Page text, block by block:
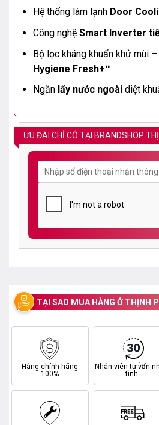
Hệ thống làm lạnh Door
Công nghệ Smart Inverter
Bộ lọc kháng khuẩn khử mùi –
Hygiene Fresh+™
Ngăn lấy nước ngoàidiệt
ƯU ĐÃI CHỈ CÓ TẠI BRANDSHOP
TẠI SAO MUA HÀNG Ở THỊNH
Hàng chính hãng
100%
Nhân viên tư vấn
tình